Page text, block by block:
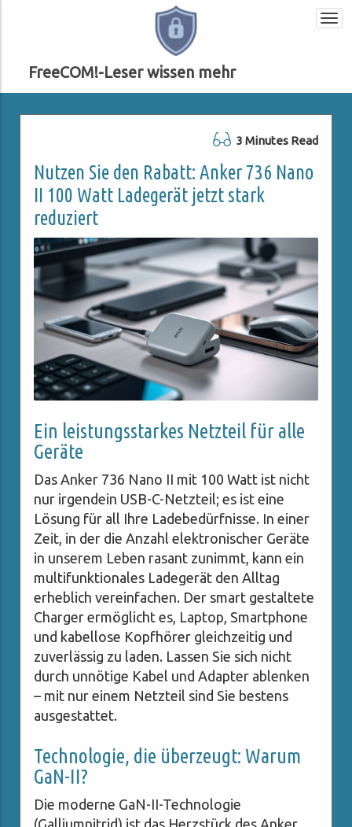
FreeCOM!-Leser wissen mehr
3 Minutes Read
Nutzen Sie den Rabatt: Anker 736 Nano
II 100 Watt Ladegerät jetzt stark
reduziert
Ein leistungsstarkes Netzteil für alle
Geräte
Das Anker 736 Nano II mit 100 Watt ist nicht
nur irgendein USB-C-Netzteil; es ist eine
Lösung für all Ihre Ladebedürfnisse. In einer
Zeit, in der die Anzahl elektronischer Geräte
in unserem Leben rasant zunimmt, kann ein
multifunktionales Ladegerät den Alltag
erheblich vereinfachen. Der smart gestaltete
Charger ermöglicht es, Laptop, Smartphone
und kabellose Kopfhörer gleichzeitig und
zuverlässig zu laden. Lassen Sie sich nicht
durch unnötige Kabel und Adapter ablenken
– mit nur einem Netzteil sind Sie bestens
ausgestattet.
Technologie, die überzeugt: Warum
GaN-II?
Die moderne GaN-II-Technologie